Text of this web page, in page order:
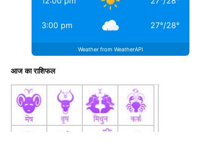
3:00 pm 27°/28°
Weather from WeatherAPI
आज का राशिफल